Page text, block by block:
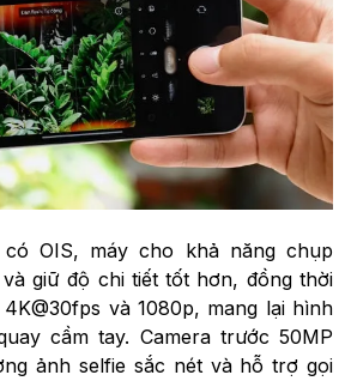
OIS, máy cho khả năng chụp
giữ độ chi tiết tốt hơn, đồng thời
và 1080p, mang lại hình
cầm tay. Camera trước 50MP
ảnh selfie sắc nét và hỗ trợ gọi